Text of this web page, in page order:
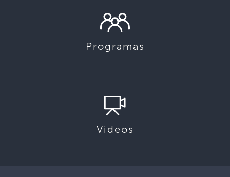
Programas
Videos